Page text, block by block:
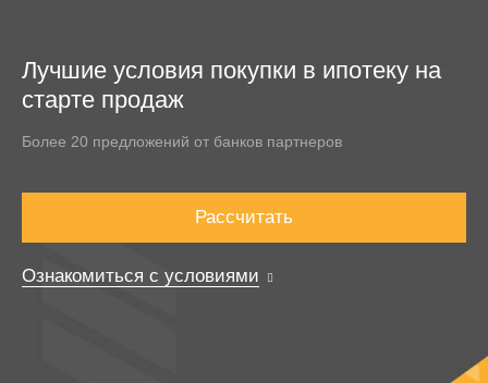
Лучшие условия покупки в ипотеку на
старте продаж
Более 20 предложений от банков партнеров
Рассчитать
Ознакомиться с условиями